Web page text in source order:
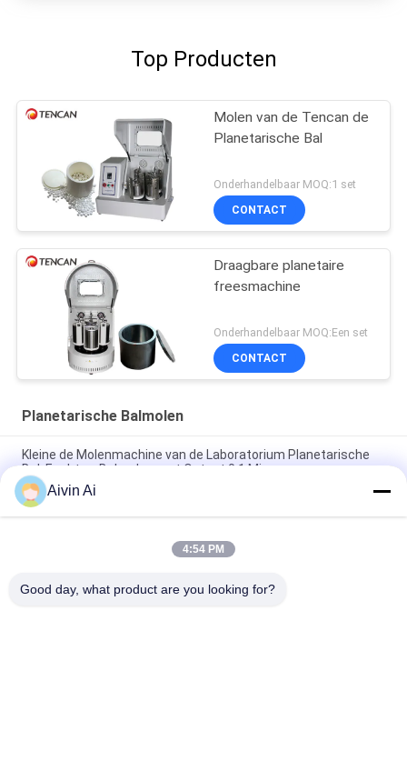
Top Producten
Molen van de Tencan de
Planetarische Bal
Onderhandelbaar MOQ:1 set
CONTACT
Draagbare planetaire
freesmachine
Onderhandelbaar MOQ:Een set
CONTACT
Planetarische Balmolen
Kleine de Molenmachine van de Laboratorium Planetarische
Bal, Enchtop-Balmolen met Output 0,1 Microns
De minimolen Met lange levensuur van de het Laboratorium
Planetarische Bal van de Groottetijd met 220V-Voeding
Duurzame Compacte Grootte Planetarische Micro-
Aivin Ai
4:54 PM
Good day, what product are you looking for?